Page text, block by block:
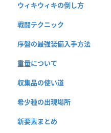
ウィキウィキの倒し方
戦闘テクニック
序盤の最強装備入手方法
重量について
収集品の使い道
希少種の出現場所
新要素まとめ